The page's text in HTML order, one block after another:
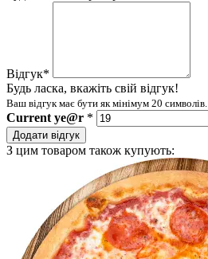
Відгук*
Будь ласка, вкажіть свій відгук!
Ваш відгук має бути як мінімум 20 символів.
Current ye@r *
Додати відгук
З цим товаром також купують: